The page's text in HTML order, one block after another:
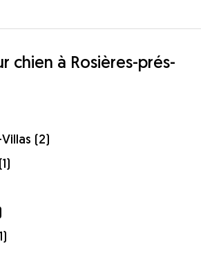
chien à Rosières-prés-
(2)